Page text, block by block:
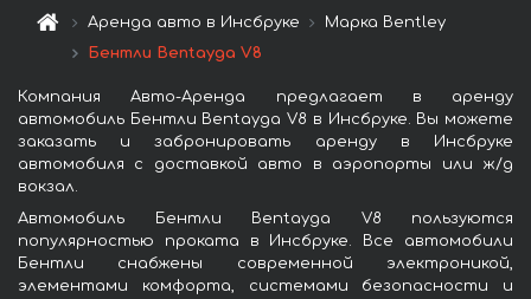
Аренда авто в Инсбруке
Марка Bentley
Бентли Bentayga V8
Компания Авто-Аренда предлагает в аренду
автомобиль Бентли Bentayga V8 в Инсбруке. Вы можете
заказать и забронировать аренду в Инсбруке
автомобиля с доставкой авто в аэропорты или ж/д
вокзал.
Автомобиль Бентли Bentayga V8 пользуются
популярностью проката в Инсбруке. Все автомобили
Бентли снабжены современной электроникой,
элементами комфорта, системами безопасности и